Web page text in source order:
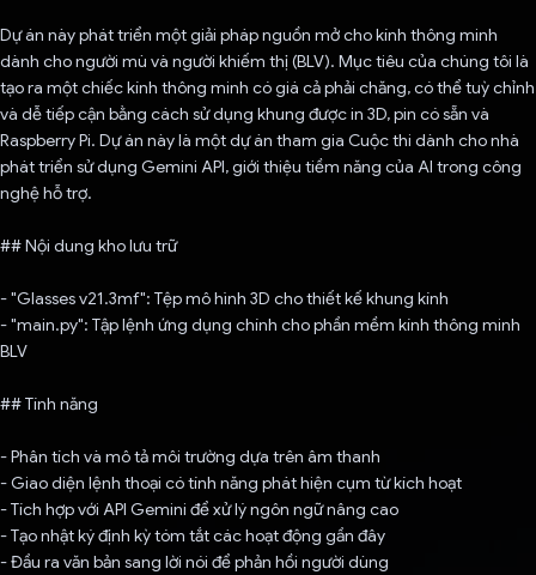
Dự án này phát triển một giải pháp nguồn mở cho kính thông minh
dành cho người mù và người khiếm thị (BLV). Mục tiêu của chúng tôi là
tạo ra một chiếc kính thông minh có giá cả phải chăng, có thể tuỳ chỉnh
và dễ tiếp cận bằng cách sử dụng khung được in 3D, pin có sẵn và
Raspberry Pi. Dự án này là một dự án tham gia Cuộc thi dành cho nhà
phát triển sử dụng Gemini API, giới thiệu tiềm năng của AI trong công
nghệ hỗ trợ.
## Nội dung kho lưu trữ
- "Glasses v21.3mf": Tệp mô hình 3D cho thiết kế khung kính
- "main.py": Tập lệnh ứng dụng chính cho phần mềm kính thông minh
BLV
## Tính năng
- Phân tích và mô tả môi trường dựa trên âm thanh
- Giao diện lệnh thoại có tính năng phát hiện cụm từ kích hoạt
- Tích hợp với API Gemini để xử lý ngôn ngữ nâng cao
- Tạo nhật ký định kỳ tóm tắt các hoạt động gần đây
- Đầu ra văn bản sang lời nói để phản hồi người dùng